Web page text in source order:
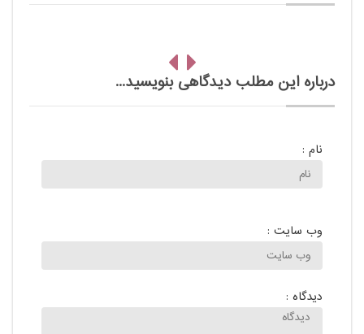
درباره این مطلب دیدگاهی بنویسید...
نام :
وب سایت :
دیدگاه :